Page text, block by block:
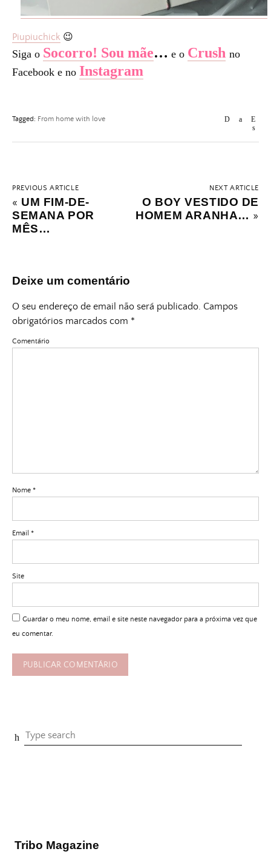
Piupiuchick 😉
Siga o Socorro! Sou mãe… e o Crush no
Facebook e no Instagram
Tagged: From home with love
PREVIOUS ARTICLE
« UM FIM-DE-
SEMANA POR
MÊS…
NEXT ARTICLE
O BOY VESTIDO DE
HOMEM ARANHA… »
Deixe um comentário
O seu endereço de email não será publicado. Campos
obrigatórios marcados com *
Comentário
Nome *
Email *
Site
Guardar o meu nome, email e site neste navegador para a próxima vez que
eu comentar.
Tribo Magazine